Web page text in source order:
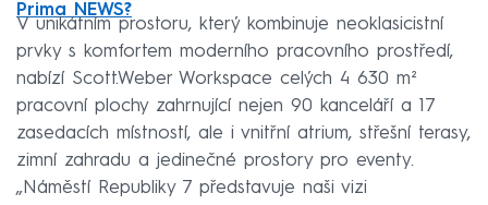
Prima NEWS?
V unikátním prostoru, který kombinuje neoklasicistní
prvky s komfortem moderního pracovního prostředí,
nabízí Scott.Weber Workspace celých 4 630 m²
pracovní plochy zahrnující nejen 90 kanceláří a 17
zasedacích místností, ale i vnitřní atrium, střešní terasy,
zimní zahradu a jedinečné prostory pro eventy.
„Náměstí Republiky 7 představuje naši vizi